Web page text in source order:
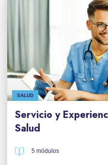
SALUD
Servicio y
Salud
5 módulos